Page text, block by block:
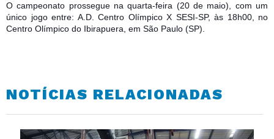
O campeonato prossegue na quarta-feira (20 de maio), com um
único jogo entre: A.D. Centro Olímpico X SESI-SP, às 18h00, no
Centro Olímpico do Ibirapuera, em São Paulo (SP).
NOTÍCIAS RELACIONADAS